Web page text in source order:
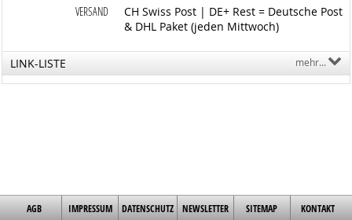
VERSAND
CH Swiss Post | DE+ Rest = Deutsche Post
& DHL Paket (jeden Mittwoch)
LINK-LISTE mehr...
AGB IMPRESSUM DATENSCHUTZ NEWSLETTER SITEMAP KONTAKT